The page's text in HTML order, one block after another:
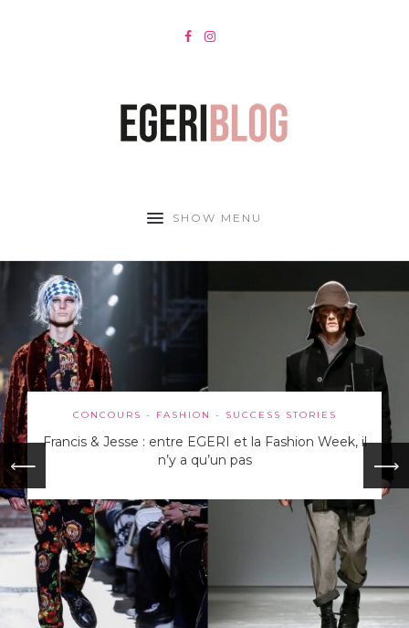
SHOW MENU
⟵ ⟶
CONCOURS FASHION SUCCESS STORIES
Francis & Jesse : entre EGERI et la Fashion Week, il
n’y a qu’un pas